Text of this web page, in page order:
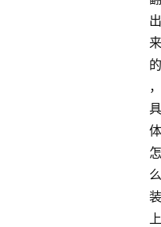
出
来
的
，
具
体
怎
么
装
上